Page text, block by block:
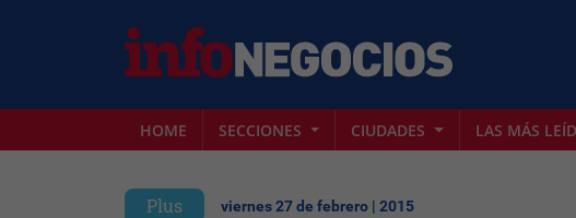
HOME SECCIONES CIUDADES LAS MÁS
Plus viernes 27 de febrero | 2015